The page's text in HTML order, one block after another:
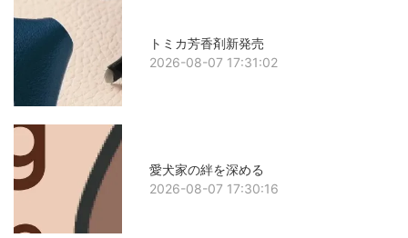
トミカ芳香剤新発売
2026-08-07 17:31:02
愛犬家の絆を深める
2026-08-07 17:30:16